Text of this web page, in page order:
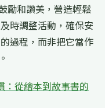
勵和讚美，營造輕鬆
時調整活動，確保安
過程，而非把它當作
：從繪本到故事書的